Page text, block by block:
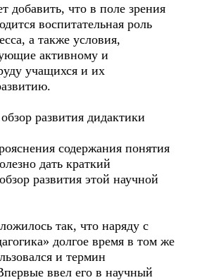
добавить, что в поле зрения
воспитательная роль
а также условия,
активному и
учащихся и их
развития дидактики
содержания понятия
дать краткий
развития этой научной
так, что наряду с
долгое время в том же
и термин
ввел его в научный